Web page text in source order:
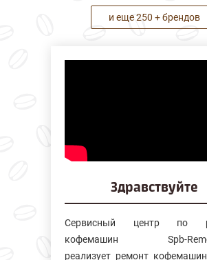
и еще 250 + брендов
Здравствуйте
Сервисный центр по
кофемашин Spb-
реализует ремонт